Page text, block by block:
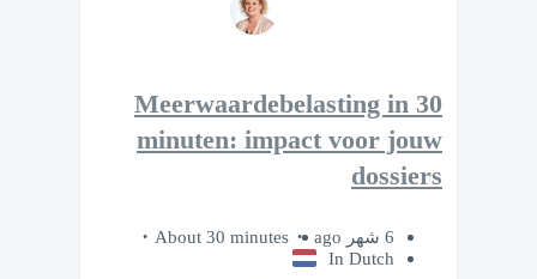
Meerwaardebelasting in 30
minuten: impact voor jouw
dossiers
6 شهر ago
About 30 minutes
In Dutch